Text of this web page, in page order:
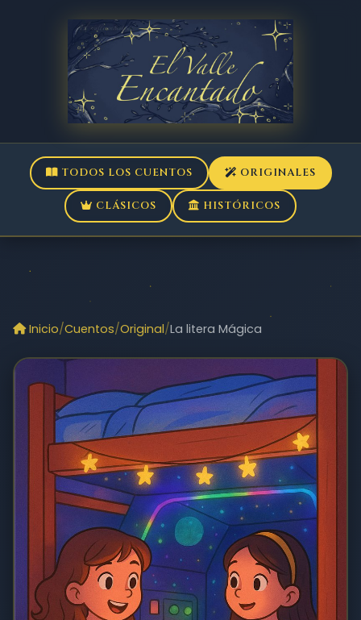
TODOS LOS CUENTOS ORIGINALES
CLÁSICOS HISTÓRICOS
Inicio Cuentos Original La litera Mágica